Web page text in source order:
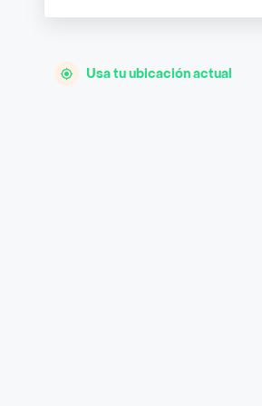
Usa tu ubicación actual